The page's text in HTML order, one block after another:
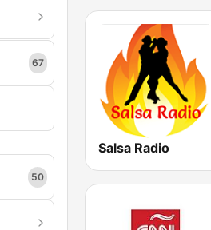
67
50
Salsa Radio